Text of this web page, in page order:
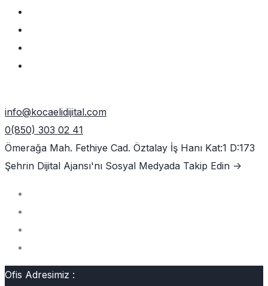
info@kocaelidijital.com
0(850) 303 02 41
Ömerağa Mah. Fethiye Cad. Öztalay İş Hanı Kat:1 D:173
Şehrin Dijital Ajansı'nı Sosyal Medyada Takip Edin ->
Ofis Adresimiz :